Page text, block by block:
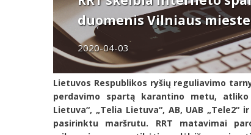
duomenis Vilniaus mieste
2020-04-03
Lietuvos Respublikos ryšių reguliavimo
perdavimo spartą karantino metu,
Lietuva“, „Telia Lietuva“, AB, UAB
pasirinktu maršrutu. RRT matavimai